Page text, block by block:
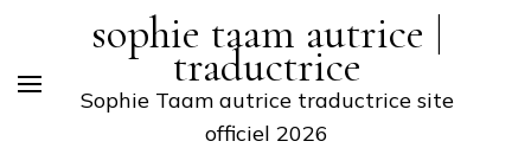
sophie taam autrice |
traductrice
Sophie Taam autrice traductrice site
officiel 2026